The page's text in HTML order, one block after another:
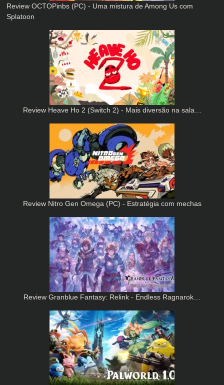
Review OCTOPinbs (PC) - Uma mistura de Among Us com
Splatoon
Review Heave Ho 2 (Switch 2) - Mais diversão na sala…
Review Nitro Gen Omega (PC) - Estratégia com mechas
Review Granblue Fantasy: Relink - Endless Ragnarok…